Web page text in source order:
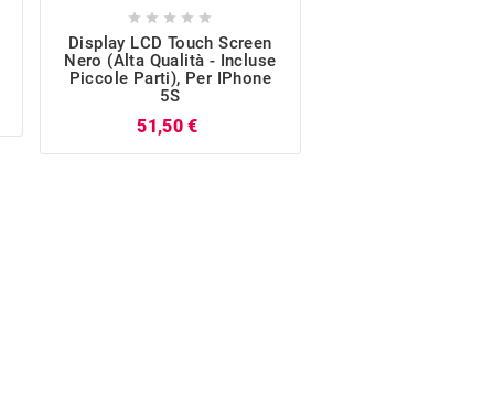
    
Display LCD Touch Screen
Nero (Alta Qualità - Incluse
Piccole Parti), Per IPhone
5S
51,50 €